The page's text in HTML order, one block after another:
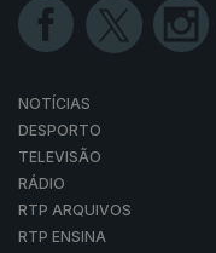
NOTÍCIAS
DESPORTO
TELEVISÃO
RÁDIO
RTP ARQUIVOS
RTP ENSINA